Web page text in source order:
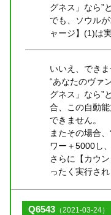
グネス」なら”
でも、ソウル
ャージ】(1)は
いいえ、できま
“あなたのヴァ
グネス」なら”
合、この自動
できません。
またその場合
ワー＋5000し
さらに【カウ
ったく実行され
Q6543 （2021-03-24）